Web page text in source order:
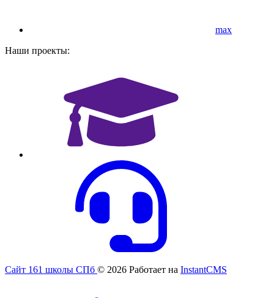
max
Наши проекты:
Сайт 161 школы СПб © 2026 Работает на InstantCMS